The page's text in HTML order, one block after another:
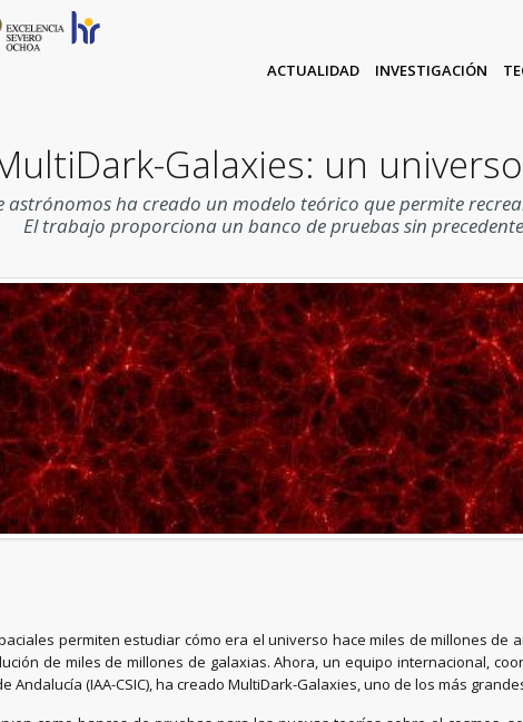
ACTUALIDAD INVESTIGACIÓN
Galaxies: un
ha creado un modelo teórico que permite
El trabajo proporciona un banco de pruebas sin
permiten estudiar cómo era el universo hace miles de millones
de miles de millones de galaxias. Ahora, un equipo internacional,
Andalucía (IAA-CSIC), ha creado MultiDark-Galaxies, uno de los más